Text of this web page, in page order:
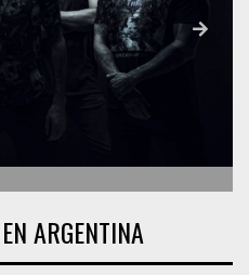
ARGENTINA